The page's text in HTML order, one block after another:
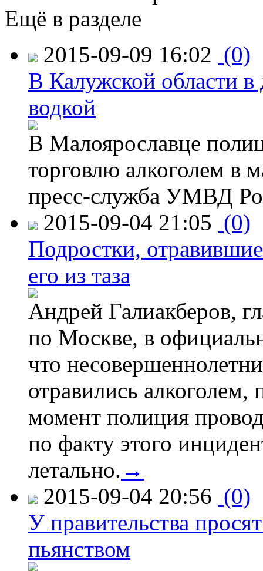
Ещё в разделе
2015-09-09 16:02 (0)
В Калужской области в
водкой
В Малоярославце
торговлю алкоголем в
пресс-служба УМВД
2015-09-04 21:05 (0)
Подростки,
его из таза
Андрей Галиакберов,
по Москве, в
что
отравились
момент полиция
по факту этого
летально. →
2015-09-04 20:56 (0)
У правительства
пьянством